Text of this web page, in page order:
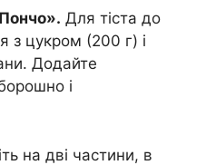
Для тіста до
з цукром (200 г) і
Додайте
і
на дві частини, в